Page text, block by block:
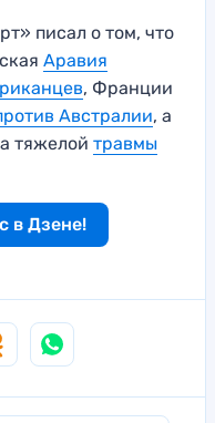
писал о том, что
Аравия
, Франции
Австралии, а
тяжелой травмы
в Дзене!